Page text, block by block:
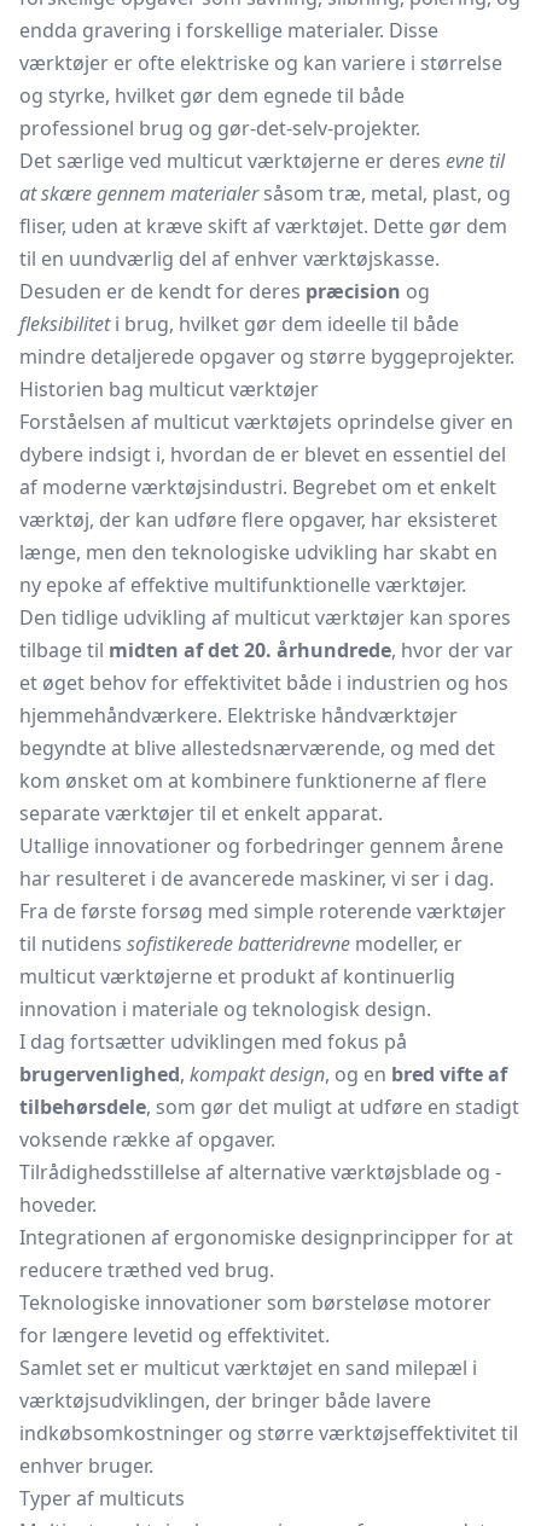
endda gravering i forskellige materialer. Disse
værktøjer er ofte elektriske og kan variere i størrelse
og styrke, hvilket gør dem egnede til både
professionel brug og gør-det-selv-projekter.
Det særlige ved multicut værktøjerne er deres evne til
at skære gennem materialersåsom træ, metal, plast, og
fliser, uden at kræve skift af værktøjet. Dette gør dem
til en uundværlig del af enhver værktøjskasse.
Desuden er de kendt for deres præcision og
fleksibiliteti brug, hvilket gør dem ideelle til både
mindre detaljerede opgaver og større byggeprojekter.
Historien bag multicut værktøjer
Forståelsen af multicut værktøjets oprindelse giver en
dybere indsigt i, hvordan de er blevet en essentiel del
af moderne værktøjsindustri. Begrebet om et enkelt
værktøj, der kan udføre flere opgaver, har eksisteret
længe, men den teknologiske udvikling har skabt en
ny epoke af effektive multifunktionelle værktøjer.
Den tidlige udvikling af multicut værktøjer kan spores
tilbage til midten af det 20. århundrede, hvor der var
et øget behov for effektivitet både i industrien og hos
hjemmehåndværkere. Elektriske håndværktøjer
begyndte at blive allestedsnærværende, og med det
kom ønsket om at kombinere funktionerne af flere
separate værktøjer til et enkelt apparat.
Utallige innovationer og forbedringer gennem årene
har resulteret i de avancerede maskiner, vi ser i dag.
Fra de første forsøg med simple roterende værktøjer
til nutidens sofistikerede batteridrevne modeller, er
multicut værktøjerne et produkt af kontinuerlig
innovation i materiale og teknologisk design.
I dag fortsætter udviklingen med fokus på
brugervenlighed, kompakt design, og en bred vifte af
tilbehørsdele, som gør det muligt at udføre en stadigt
voksende række af opgaver.
Tilrådighedsstillelse af alternative værktøjsblade og -
hoveder.
Integrationen af ergonomiske designprincipper for at
reducere træthed ved brug.
Teknologiske innovationer som børsteløse motorer
for længere levetid og effektivitet.
Samlet set er multicut værktøjet en sand milepæl i
værktøjsudviklingen, der bringer både lavere
indkøbsomkostninger og større værktøjseffektivitet til
enhver bruger.
Typer af multicuts